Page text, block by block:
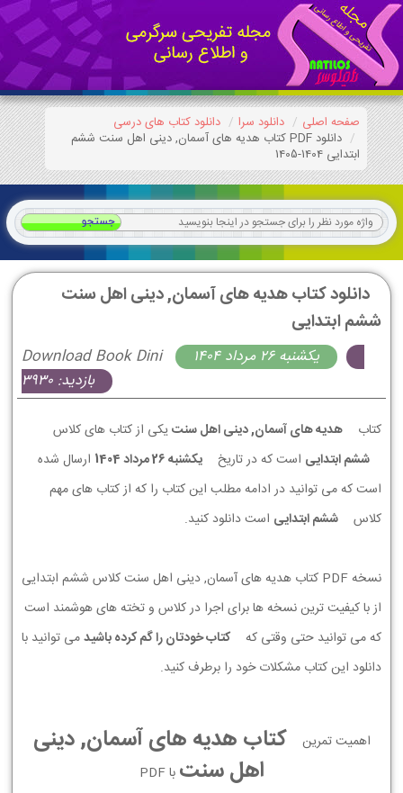
صفحه اصلی دانلود سرا
دانلود کتاب های درسی
دانلود PDF کتاب هدیه های آسمان, دینی اهل سنت ششم
ابتدایی 1404-1405
دانلود کتاب هدیه های آسمان, دینی اهل سنت
ششم ابتدایی
Download Book Dini
يكشنبه 26 مرداد 1404
بازدید: 3930
کتاب هدیه های آسمان, دینی اهل سنتیکی از کتاب های کلاس
ششم ابتدایی است که در تاریخ يكشنبه 26 مرداد 1404
ارسال شده
است که می توانید در ادامه مطلب این کتاب را که از کتاب های مهم
کلاس
ششم ابتدایی است دانلود کنید.
نسخه PDF کتاب هدیه های آسمان, دینی اهل سنت کلاس ششم ابتدایی
از با کیفیت ترین نسخه ها برای اجرا در کلاس و تخته های هوشمند است
که می توانید حتی وقتی که
کتاب خودتان را گم کرده باشیدمی توانید با
دانلود این کتاب مشکلات خود را برطرف کنید.
اهمیت تمرین
کتاب هدیه های آسمان, دینی
اهل سنت با PDF